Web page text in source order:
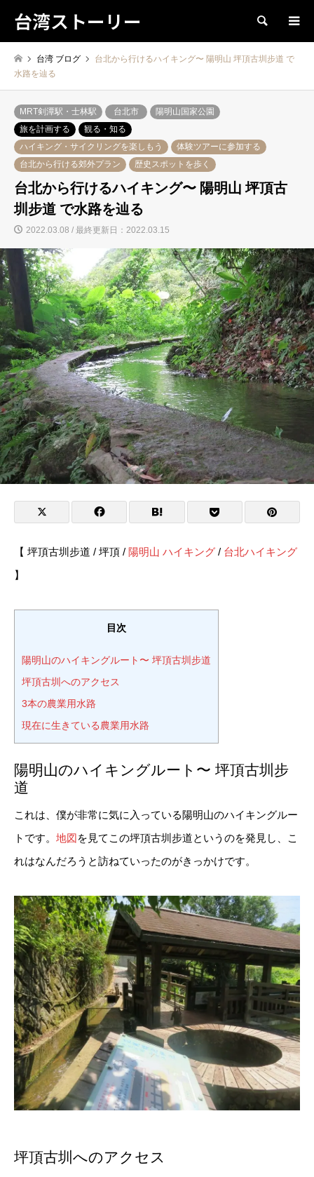
台湾ストーリー 検索
台湾 ブログ
台北から行けるハイキング〜 陽明山 坪頂古圳步道 で
水路を辿る
MRT剣潭駅・士林駅 台北市
陽明山国家公園
旅を計画する
観る・知る
ハイキング・サイクリングを楽しもう
体験ツアーに参加する
台北から行ける郊外プラン
歴史スポットを歩く
台北から行けるハイキング〜 陽明山 坪頂古
圳步道 で水路を辿る
2022.03.08 / 最終更新日：2022.03.15
【 坪頂古圳步道 / 坪頂 / 陽明山 ハイキング / 台北ハイキング
】
目次
陽明山のハイキングルート〜 坪頂古圳步道
坪頂古圳へのアクセス
3本の農業用水路
現在に生きている農業用水路
陽明山のハイキングルート〜 坪頂古圳步
道
これは、僕が非常に気に入っている陽明山のハイキングルー
トです。 地図を見てこの坪頂古圳步道というのを発見し、こ
れはなんだろうと訪ねていったのがきっかけです。
坪頂古圳へのアクセス